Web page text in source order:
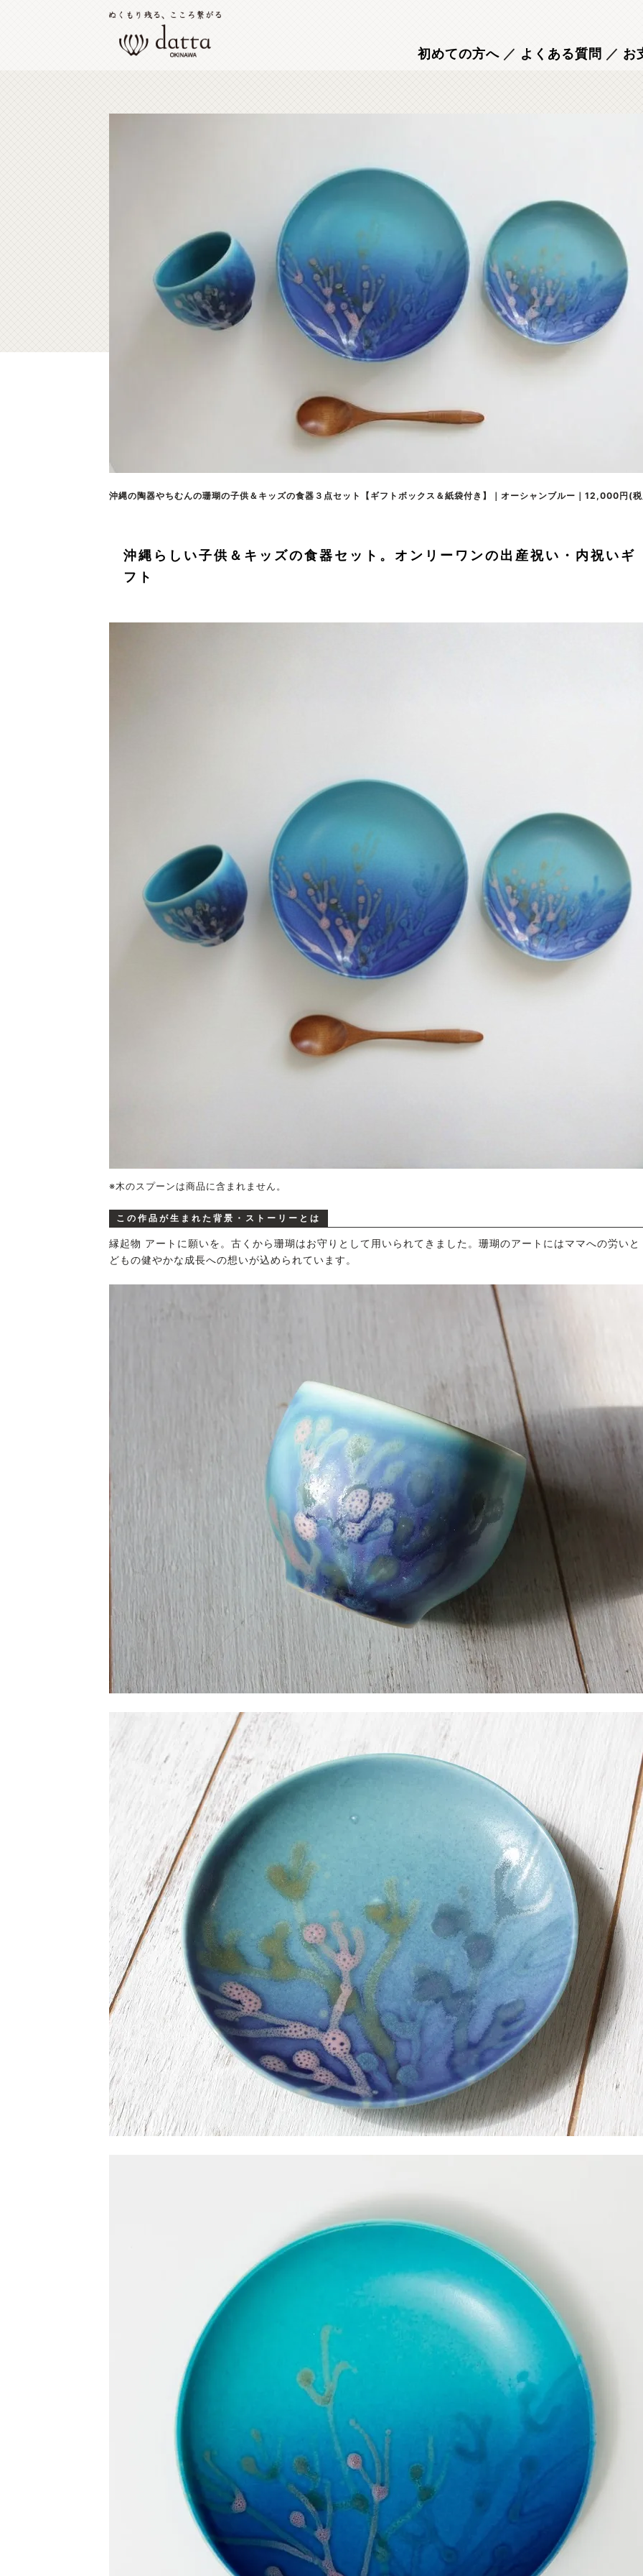
初めての方へ ／ よくある質問 ／ お
沖縄の陶器やちむんの珊瑚の子供＆キッズの食器３点セット【ギフトボックス＆紙袋付き】｜オーシャンブルー｜12,000円(
沖縄らしい子供＆キッズの食器セット。オンリーワンの出産祝い・内祝いギ
フト
※木のスプーンは商品に含まれません。
この作品が生まれた背景・ストーリーとは
縁起物 アートに願いを。古くから珊瑚はお守りとして用いられてきました。珊瑚のアートにはママへの労いと
どもの健やかな成長への想いが込められています。